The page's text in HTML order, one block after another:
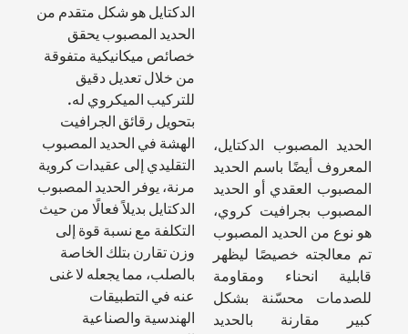
الحديد المصبوب الدكتايل،
المعروف أيضًا باسم الحديد
المصبوب العقدي أو الحديد
المصبوب بجرافيت كروي،
هو نوع من الحديد المصبوب
تم معالجته خصيصًا ليظهر
قابلية انحناء ومقاومة
للصدمات محسّنة بشكل
كبير مقارنة بالحديد
الدكتايل هو شكل متقدم من
الحديد المصبوب يحقق
خصائص ميكانيكية متفوقة
من خلال تعديل دقيق
للتركيب الميكروي له.
بتحويل رقائق الجرافيت
الهشة في الحديد المصبوب
التقليدي إلى عقيدات كروية
مرنة، يوفر الحديد المصبوب
الدكتايل بديلاً فعالًا من حيث
التكلفة مع نسبة قوة إلى
وزن تقارن بتلك الخاصة
بالصلب، مما يجعله لا غنى
عنه في التطبيقات
الهندسية والصناعية